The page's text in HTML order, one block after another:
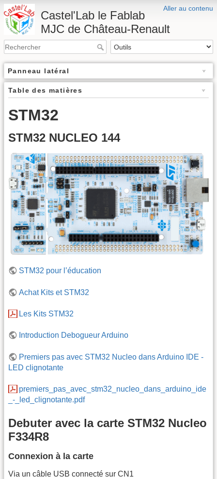
Aller au contenu
Castel'Lab le Fablab
MJC de Château-Renault
Panneau latéral
Table des matières
STM32
STM32 NUCLEO 144
STM32 pour l’éducation
Achat Kits et STM32
Les Kits STM32
Introduction Debogueur Arduino
Premiers pas avec STM32 Nucleo dans Arduino IDE -
LED clignotante
premiers_pas_avec_stm32_nucleo_dans_arduino_ide
_-_led_clignotante.pdf
Debuter avec la carte STM32 Nucleo
F334R8
Connexion à la carte
Via un câble USB connecté sur CN1